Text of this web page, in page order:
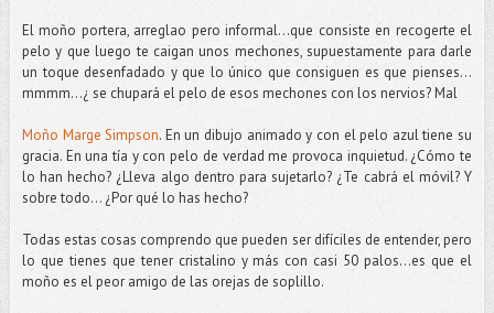
El moño portera, arreglao pero informal...que consiste en recogerte el
pelo y que luego te caigan unos mechones, supuestamente para darle
un toque desenfadado y que lo único que consiguen es que pienses…
mmmm...¿ se chupará el pelo de esos mechones con los nervios? Mal
Moño Marge Simpson. En un dibujo animado y con el pelo azul tiene su
gracia. En una tía y con pelo de verdad me provoca inquietud. ¿Cómo te
lo han hecho? ¿Lleva algo dentro para sujetarlo? ¿Te cabrá el móvil? Y
sobre todo… ¿Por qué lo has hecho?
Todas estas cosas comprendo que pueden ser difíciles de entender, pero
lo que tienes que tener cristalino y más con casi 50 palos...es que el
moño es el peor amigo de las orejas de soplillo.